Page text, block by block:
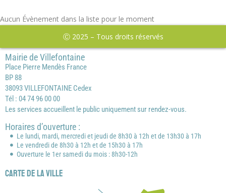
Aucun Évènement dans la liste pour le moment
Ⓒ 2025 – Tous droits réservés
Mairie de Villefontaine
Place Pierre Mendès France
BP 88
38093 VILLEFONTAINE Cedex
Tél : 04 74 96 00 00
Les services accueillent le public uniquement sur rendez-vous.
Horaires d’ouverture :
Le lundi, mardi, mercredi et jeudi de 8h30 à 12h et de 13h30 à 17h
Le vendredi de 8h30 à 12h et de 15h30 à 17h
Ouverture le 1er samedi du mois : 8h30-12h
Carte de la ville